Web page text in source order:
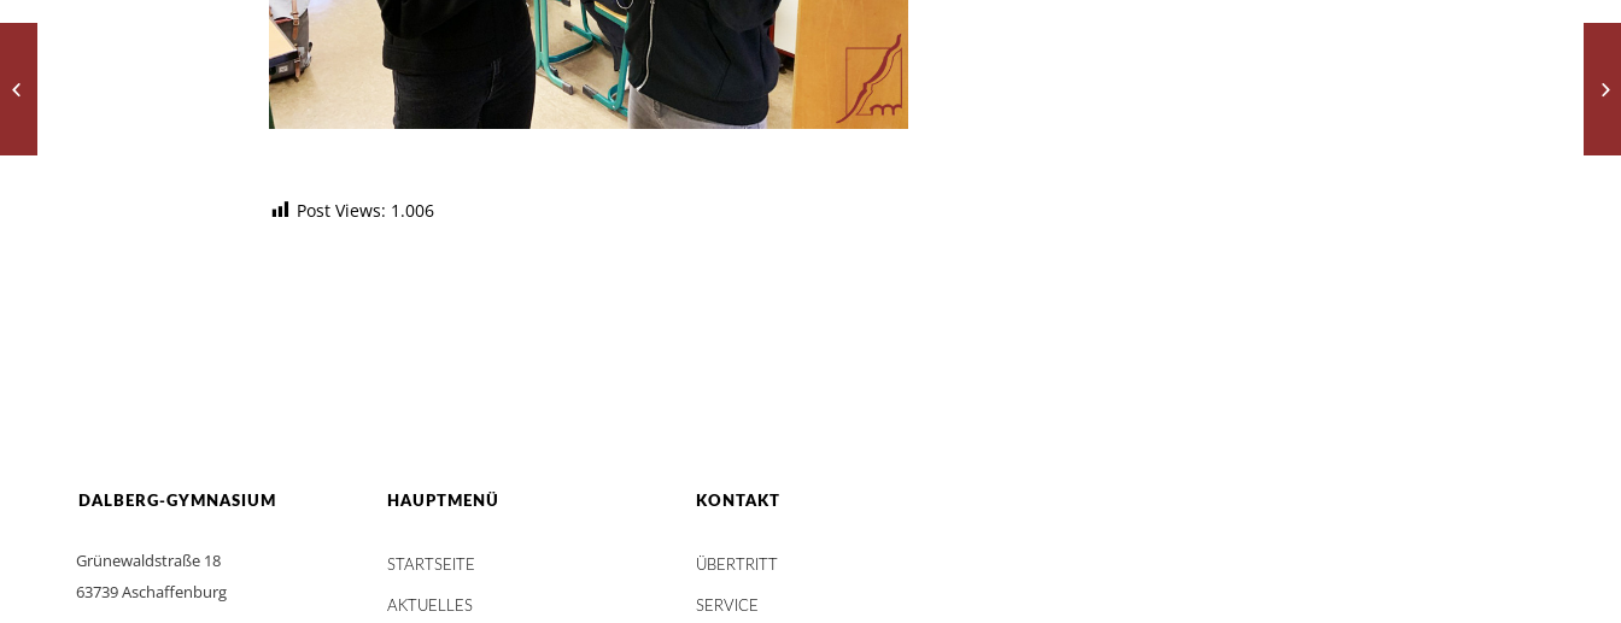
Post Views: 1.006
DALBERG-GYMNASIUM
Grünewaldstraße 18
63739 Aschaffenburg
HAUPTMENÜ
STARTSEITE
AKTUELLES
KONTAKT
ÜBERTRITT
SERVICE